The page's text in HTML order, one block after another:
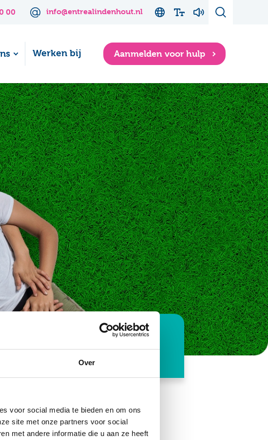
Over
voor social media te bieden en om ons
site met onze partners voor social
met andere informatie die u aan ze heeft
00 info@entrealindenhout.nl
Werken bij Aanmelden voor hulp